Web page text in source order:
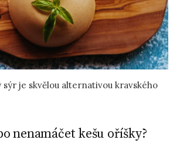
sýr je skvělou alternativou kravského
nenamáčet kešu oříšky?